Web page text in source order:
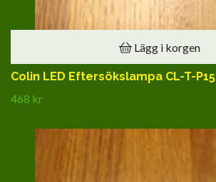
Lägg i korgen
Colin LED Eftersökslampa CL-T-P15
468 kr